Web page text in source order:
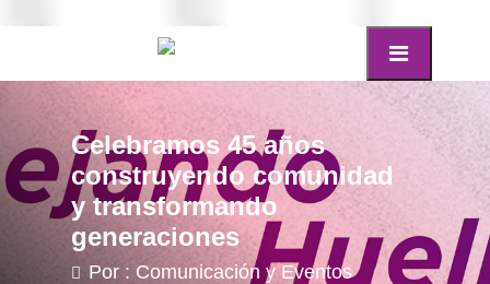
Celebramos 45 años
construyendo comunidad
y transformando
generaciones
Por : Comunicación y Eventos